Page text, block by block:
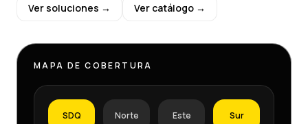
Ver soluciones → Ver catálogo →
MAPA DE COBERTURA
SDQ Norte Este Sur